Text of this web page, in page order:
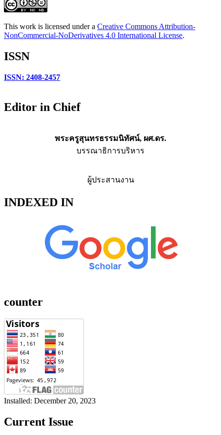
This work is licensed under a Creative Commons Attribution-
NonCommercial-NoDerivatives 4.0 International License.
ISSN
ISSN: 2408-2457
Editor in Chief
พระครูสุนทรธรรมนิทัศน์, ผศ.ดร.
บรรณาธิการบริหาร
ผู้ประสานงาน
INDEXED IN
counter
Installed: December 20, 2023
Current Issue